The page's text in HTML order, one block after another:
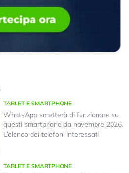
TABLET E SMARTPHONE
WhatsApp smetterà di funzionare su
questi smartphone da novembre 2026.
L’elenco dei telefoni interessati
TABLET E SMARTPHONE